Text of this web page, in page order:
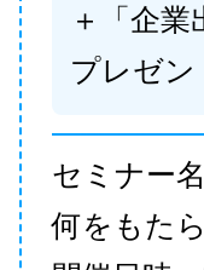
＋「企
プレゼン
セミナー
何をもた